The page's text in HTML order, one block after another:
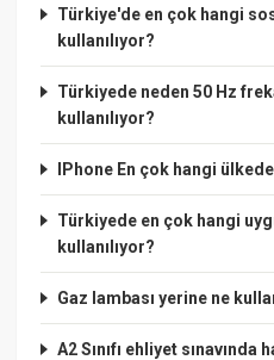
Türkiye'de en çok hangi
kullanılıyor?
Türkiyede neden 50 Hz
kullanılıyor?
IPhone En çok hangi
Türkiyede en çok hangi
kullanılıyor?
Gaz lambası yerine ne
A2 Sınıfı ehliyet sınavında